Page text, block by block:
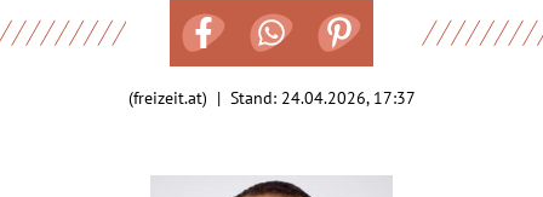
(freizeit.at) | Stand: 24.04.2026, 17:37